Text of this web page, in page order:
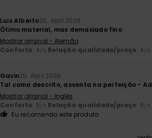
Luis Alberto26. Abril 2026
Ótimo material, mas demasiado fino
Mostrar original - Alemão
Conforto: 4/5 Relação qualidade/preço: 4/5
Gavin25. Abril 2026
Tal como descrito, assenta na perfeição -
Mostrar original - Inglês
Conforto: 5/5 Relação qualidade/preço: 5/5
Eu recomendo este produto